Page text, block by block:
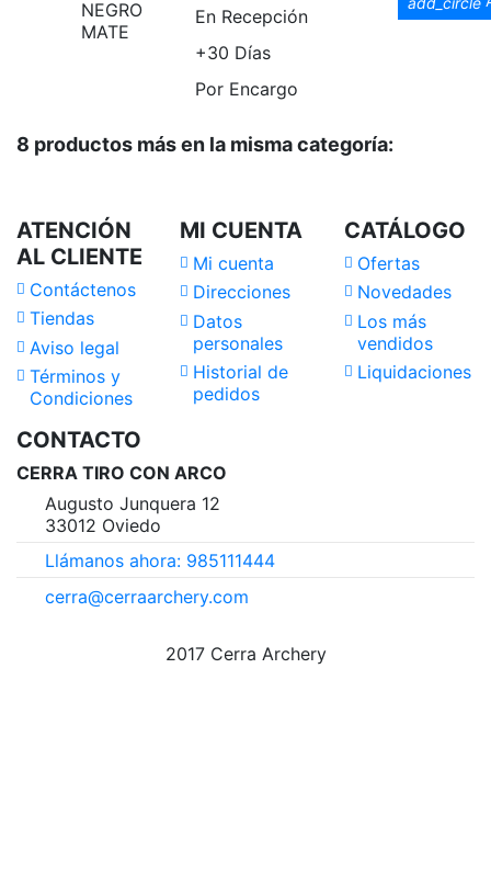
NEGRO
MATE
En Recepción
+30 Días
Por Encargo
8 productos más en la misma categoría:
ATENCIÓN
AL CLIENTE
Contáctenos
Tiendas
Aviso legal
Términos y
Condiciones
MI CUENTA
Mi cuenta
Direcciones
Datos
personales
Historial de
pedidos
CATÁLOGO
Ofertas
Novedades
Los más
vendidos
Liquidaciones
CONTACTO
CERRA TIRO CON ARCO
Augusto Junquera 12
33012 Oviedo
Llámanos ahora: 985111444
cerra@cerraarchery.com
2017 Cerra Archery